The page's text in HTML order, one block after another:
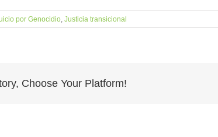
por Genocidio, Justicia transicional
Choose Your Platform!